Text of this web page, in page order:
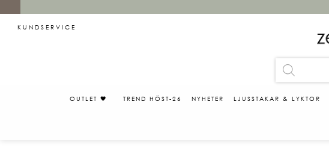
KUNDSERVICE
OUTLET 🖤 TREND HÖST-26 NYHETER LJUSSTAKAR & LYKTOR